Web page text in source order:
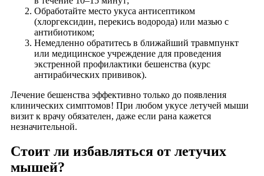
Обработайте место укуса антисептиком
(хлоргексидин, перекись водорода) или мазью с
антибиотиком;
Немедленно обратитесь в ближайший травмпункт
или медицинское учреждение для проведения
экстренной профилактики бешенства (курс
антирабических прививок).
Лечение бешенства эффективно только до появления
клинических симптомов! При любом укусе летучей мыши
визит к врачу обязателен, даже если рана кажется
незначительной.
Стоит ли избавляться от летучих
мышей?